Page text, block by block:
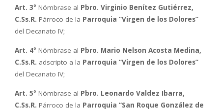
Art. 3° Nómbrase al Pbro. Virginio Benítez Gutiérrez,
C.Ss.R. Párroco de la Parroquia “Virgen de los Dolores”
del Decanato IV;
Art. 4° Nómbrase al Pbro. Mario Nelson Acosta Medina,
C.Ss.R. adscripto a la Parroquia “Virgen de los Dolores”
del Decanato IV;
Art. 5° Nómbrase al Pbro. Leonardo Valdez Ibarra,
C.Ss.R. Párroco de la Parroquia “San Roque González de